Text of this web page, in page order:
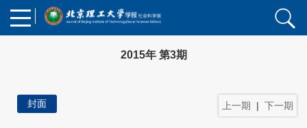
2015年 第3期
上一期 | 下一期
封面